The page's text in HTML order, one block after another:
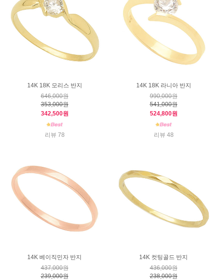
14K 18K 모리스 반지
646,000원
353,000원
342,500원
리뷰 78
14K 18K 라니아 반지
990,000원
541,000원
524,800원
리뷰 48
14K 베이직민자 반지
437,000원
239,000원
14K 컷팅골드 반지
436,000원
238,000원